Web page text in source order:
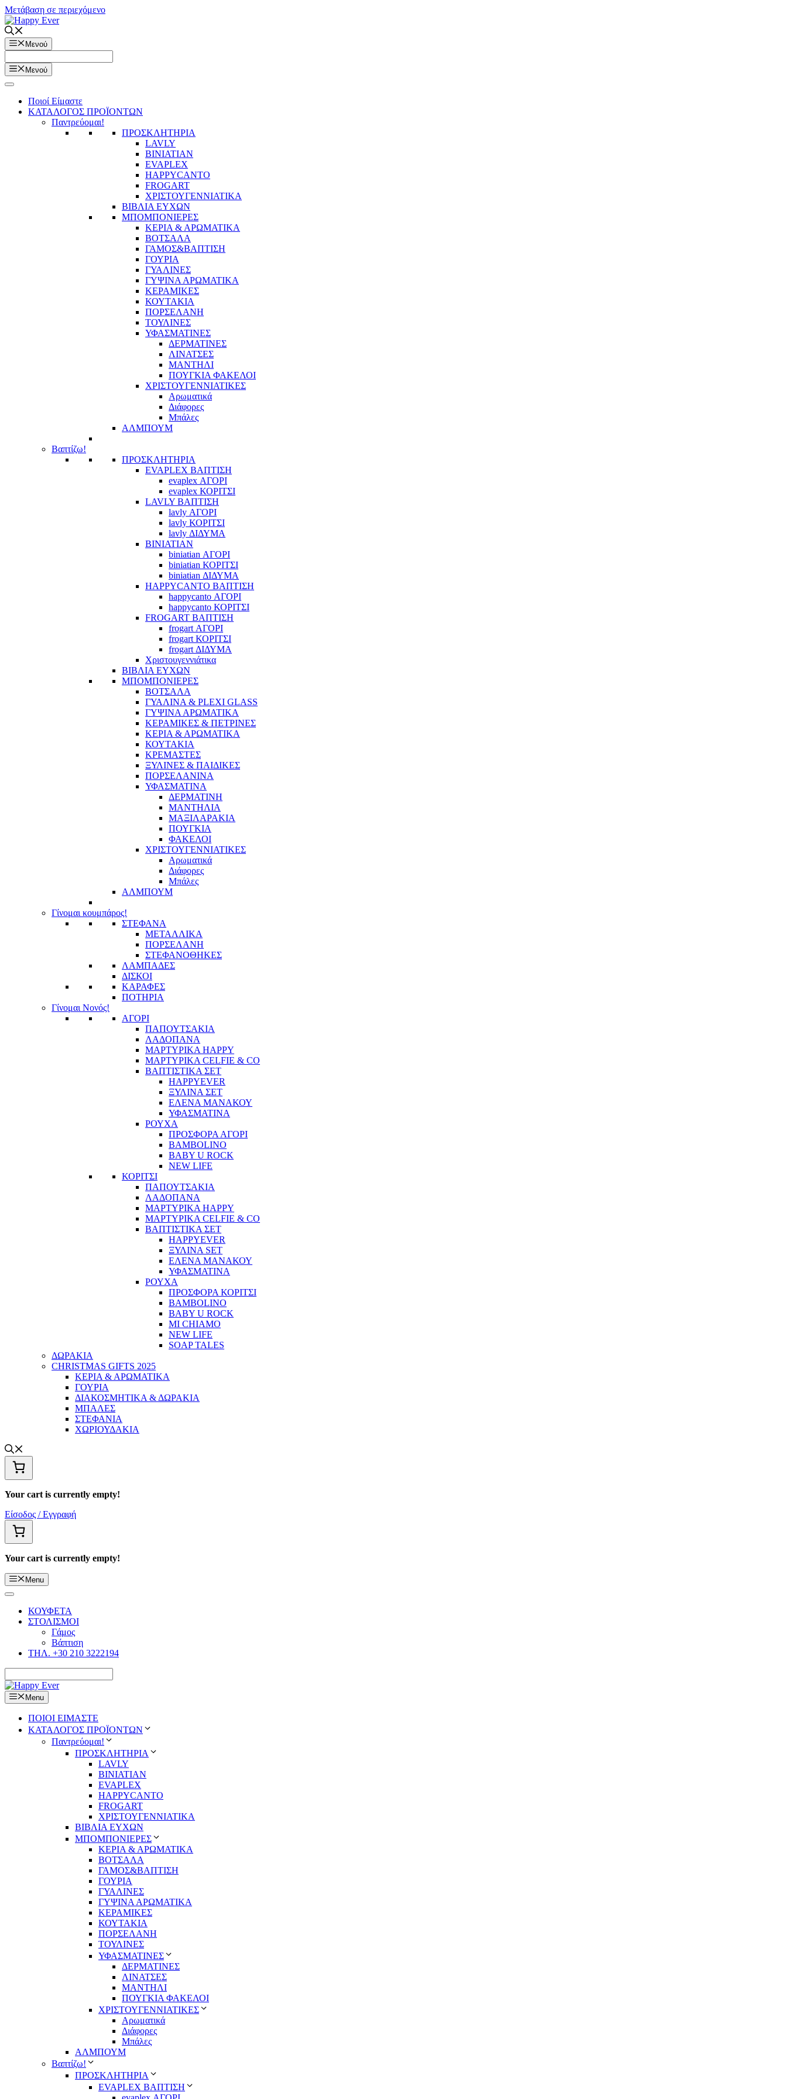
Μετάβαση σε περιεχόμενο
Μενού
Μενού
Ποιοί Είμαστε
ΚΑΤΑΛΟΓΟΣ ΠΡΟΪΟΝΤΩΝ
Παντρεύομαι!
ΠΡΟΣΚΛΗΤΗΡΙΑ
LAVLY
BINIATIAN
EVAPLEX
HAPPYCANTO
FROGART
ΧΡΙΣΤΟΥΓΕΝΝΙΑΤΙΚΑ
ΒΙΒΛΙΑ ΕΥΧΩΝ
ΜΠΟΜΠΟΝΙΕΡΕΣ
ΚΕΡΙΑ & ΑΡΩΜΑΤΙΚΑ
ΒΟΤΣΑΛΑ
ΓΑΜΟΣ&ΒΑΠΤΙΣΗ
ΓΟΥΡΙΑ
ΓΥΑΛΙΝΕΣ
ΓΥΨΙΝΑ ΑΡΩΜΑΤΙΚΑ
ΚΕΡΑΜΙΚΕΣ
ΚΟΥΤΑΚΙΑ
ΠΟΡΣΕΛΑΝΗ
ΤΟΥΛΙΝΕΣ
ΥΦΑΣΜΑΤΙΝΕΣ
ΔΕΡΜΑΤΙΝΕΣ
ΛΙΝΑΤΣΕΣ
ΜΑΝΤΗΛΙ
ΠΟΥΓΚΙΑ ΦΑΚΕΛΟΙ
ΧΡΙΣΤΟΥΓΕΝΝΙΑΤΙΚΕΣ
Αρωματικά
Διάφορες
Μπάλες
ΑΛΜΠΟΥΜ
Βαπτίζω!
ΠΡΟΣΚΛΗΤΗΡΙΑ
EVAPLEX ΒΑΠΤΙΣΗ
evaplex ΑΓΟΡΙ
evaplex ΚΟΡΙΤΣΙ
LAVLY ΒΑΠΤΙΣΗ
lavly ΑΓΟΡΙ
lavly ΚΟΡΙΤΣΙ
lavly ΔΙΔΥΜΑ
BINIATIAN
biniatian ΑΓΟΡΙ
biniatian ΚΟΡΙΤΣΙ
biniatian ΔΙΔΥΜΑ
HAPPYCANTO ΒΑΠΤΙΣΗ
happycanto ΑΓΟΡΙ
happycanto ΚΟΡΙΤΣΙ
FROGART ΒΑΠΤΙΣΗ
frogart ΑΓΟΡΙ
frogart ΚΟΡΙΤΣΙ
frogart ΔΙΔΥΜΑ
Χριστουγεννιάτικα
ΒΙΒΛΙΑ ΕΥΧΩΝ
ΜΠΟΜΠΟΝΙΕΡΕΣ
ΒΟΤΣΑΛΑ
ΓΥΑΛΙΝΑ & PLEXI GLASS
ΓΥΨΙΝΑ ΑΡΩΜΑΤΙΚΑ
ΚΕΡΑΜΙΚΕΣ & ΠΕΤΡΙΝΕΣ
ΚΕΡΙΑ & ΑΡΩΜΑΤΙΚΑ
ΚΟΥΤΑΚΙΑ
ΚΡΕΜΑΣΤΕΣ
ΞΥΛΙΝΕΣ & ΠΑΙΔΙΚΕΣ
ΠΟΡΣΕΛΑΝΙΝΑ
ΥΦΑΣΜΑΤΙΝA
ΔΕΡΜΑΤΙΝΗ
ΜΑΝΤΗΛΙΑ
ΜΑΞΙΛΑΡΑΚΙΑ
ΠΟΥΓΚΙΑ
ΦΑΚΕΛΟΙ
ΧΡΙΣΤΟΥΓΕΝΝΙΑΤΙΚΕΣ
Αρωματικά
Διάφορες
Μπάλες
ΑΛΜΠΟΥΜ
Γίνομαι κουμπάρος!
ΣΤΕΦΑΝΑ
ΜΕΤΑΛΛΙΚΑ
ΠΟΡΣΕΛΑΝΗ
ΣΤΕΦΑΝΟΘΗΚΕΣ
ΛΑΜΠΑΔΕΣ
ΔΙΣΚΟΙ
ΚΑΡΑΦΕΣ
ΠΟΤΗΡΙΑ
Γίνομαι Νονός!
ΑΓΟΡΙ
ΠΑΠΟΥΤΣΑΚΙΑ
ΛΑΔΟΠΑΝΑ
ΜΑΡΤΥΡΙΚΑ HAPPY
ΜΑΡΤΥΡΙΚΑ CELFIE & CO
ΒΑΠΤΙΣΤΙΚΑ ΣΕΤ
HAPPYEVER
ΞΥΛΙΝΑ ΣΕΤ
ΕΛΕΝΑ ΜΑΝΑΚΟΥ
ΥΦΑΣΜΑΤΙΝΑ
ΡΟΥΧΑ
ΠΡΟΣΦΟΡΑ ΑΓΟΡΙ
BAMBOLINO
BABY U ROCK
NEW LIFE
ΚΟΡΙΤΣΙ
ΠΑΠΟΥΤΣΑΚΙΑ
ΛΑΔΟΠΑΝΑ
ΜΑΡΤΥΡΙΚΑ HAPPY
ΜΑΡΤΥΡΙΚΑ CELFIE & CO
ΒΑΠΤΙΣΤΙΚΑ ΣΕΤ
HAPPYEVER
ΞΥΛΙΝΑ SET
ΕΛΕΝΑ ΜΑΝΑΚΟΥ
ΥΦΑΣΜΑΤΙΝΑ
ΡΟΥΧΑ
ΠΡΟΣΦΟΡΑ ΚΟΡΙΤΣΙ
BAMBOLINO
BABY U ROCK
MI CHIAMO
NEW LIFE
SOAP TALES
ΔΩΡΑΚΙΑ
CHRISTMAS GIFTS 2025
ΚΕΡΙΑ & ΑΡΩΜΑΤΙΚΑ
ΓΟΥΡΙΑ
ΔΙΑΚΟΣΜΗΤΙΚΑ & ΔΩΡΑΚΙΑ
ΜΠΑΛΕΣ
ΣΤΕΦΑΝΙΑ
ΧΩΡΙΟΥΔΑΚΙΑ
Your cart is currently empty!
Είσοδος / Εγγραφή
Your cart is currently empty!
Menu
ΚΟΥΦΕΤΑ
ΣΤΟΛΙΣΜΟΙ
Γάμος
Βάπτιση
ΤΗΛ. +30 210 3222194
Menu
ΠΟΙΟΙ ΕΙΜΑΣΤΕ
ΚΑΤΑΛΟΓΟΣ ΠΡΟΪΟΝΤΩΝ
Παντρεύομαι!
ΠΡΟΣΚΛΗΤΗΡΙΑ
LAVLY
BINIATIAN
EVAPLEX
HAPPYCANTO
FROGART
ΧΡΙΣΤΟΥΓΕΝΝΙΑΤΙΚΑ
ΒΙΒΛΙΑ ΕΥΧΩΝ
ΜΠΟΜΠΟΝΙΕΡΕΣ
ΚΕΡΙΑ & ΑΡΩΜΑΤΙΚΑ
ΒΟΤΣΑΛΑ
ΓΑΜΟΣ&ΒΑΠΤΙΣΗ
ΓΟΥΡΙΑ
ΓΥΑΛΙΝΕΣ
ΓΥΨΙΝΑ ΑΡΩΜΑΤΙΚΑ
ΚΕΡΑΜΙΚΕΣ
ΚΟΥΤΑΚΙΑ
ΠΟΡΣΕΛΑΝΗ
ΤΟΥΛΙΝΕΣ
ΥΦΑΣΜΑΤΙΝΕΣ
ΔΕΡΜΑΤΙΝΕΣ
ΛΙΝΑΤΣΕΣ
ΜΑΝΤΗΛΙ
ΠΟΥΓΚΙΑ ΦΑΚΕΛΟΙ
ΧΡΙΣΤΟΥΓΕΝΝΙΑΤΙΚΕΣ
Αρωματικά
Διάφορες
Μπάλες
ΑΛΜΠΟΥΜ
Βαπτίζω!
ΠΡΟΣΚΛΗΤΗΡΙΑ
EVAPLEX ΒΑΠΤΙΣΗ